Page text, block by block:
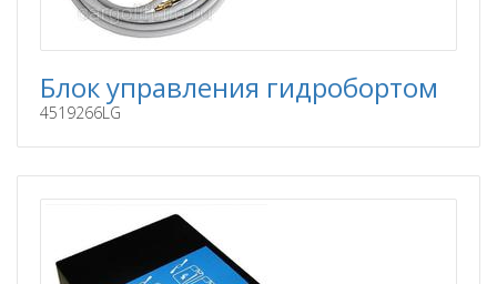
Блок управления гидробортом
4519266LG